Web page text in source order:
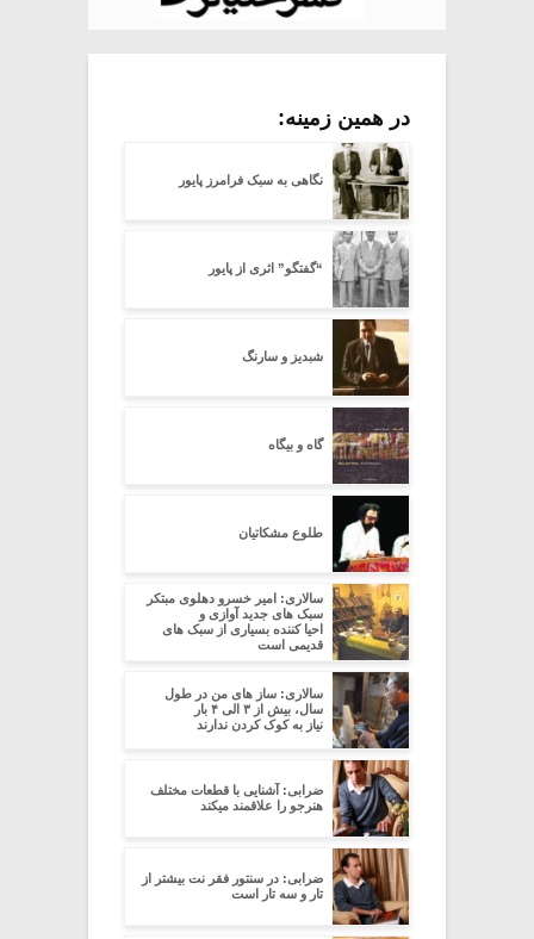
در همین زمینه:
نگاهی به سبک فرامرز پایور
“گفتگو” اثری از پایور
شبدیز و سارنگ
گاه و بیگاه
طلوع مشکاتیان
سالاری: امیر خسرو دهلوی مبتکر
سبک های جدید آوازی و
احیا کننده بسیاری از سبک های
قدیمی است
سالاری: ساز های من در طول
سال، بیش از ۳ الی ۴ بار
نیاز به کوک کردن ندارند
ضرابی: آشنایی با قطعات مختلف
هنرجو را علاقمند میکند
ضرابی: در سنتور فقر نت بیشتر از
تار و سه تار است